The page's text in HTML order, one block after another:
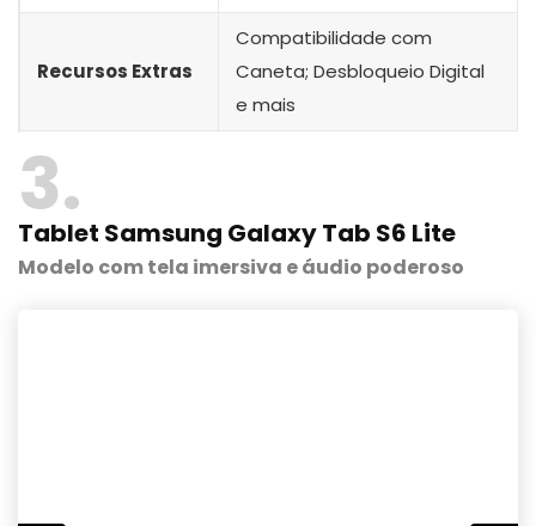
Recursos Extras
Compatibilidade com
Caneta; Desbloqueio Digital
e mais
3
Tablet Samsung Galaxy Tab S6 Lite
Modelo com tela imersiva e áudio poderoso